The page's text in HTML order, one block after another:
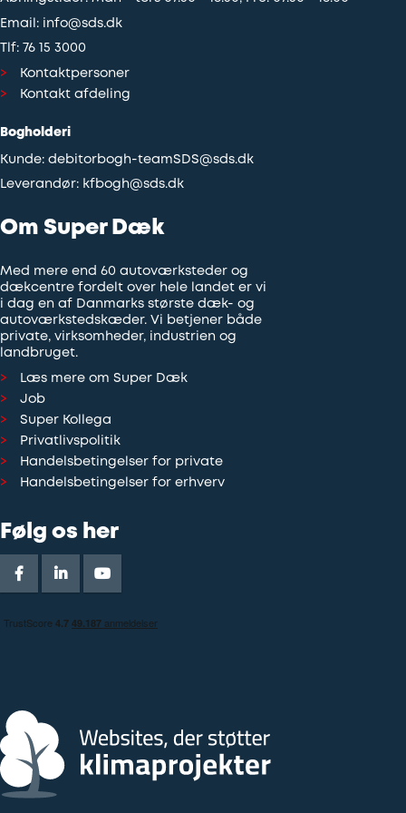
Email: info@sds.dk
Tlf: 76 15 3000
Kontaktpersoner
Kontakt afdeling
Bogholderi
Kunde: debitorbogh-teamSDS@sds.dk
Leverandør: kfbogh@sds.dk
Om Super Dæk
Med mere end 60 autoværksteder og
dækcentre fordelt over hele landet er vi
i dag en af Danmarks største dæk- og
autoværkstedskæder. Vi betjener både
private, virksomheder, industrien og
landbruget.
Læs mere om Super Dæk
Job
Super Kollega
Privatlivspolitik
Handelsbetingelser for private
Handelsbetingelser for erhverv
Følg os her